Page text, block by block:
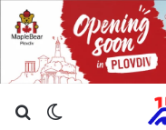
Търсене ...